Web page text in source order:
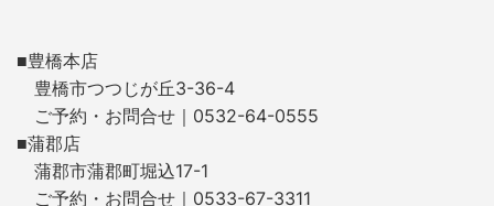
■豊橋本店
豊橋市つつじが丘3-36-4
ご予約・お問合せ｜0532-64-0555
■蒲郡店
蒲郡市蒲郡町堀込17-1
ご予約・お問合せ｜0533-67-3311